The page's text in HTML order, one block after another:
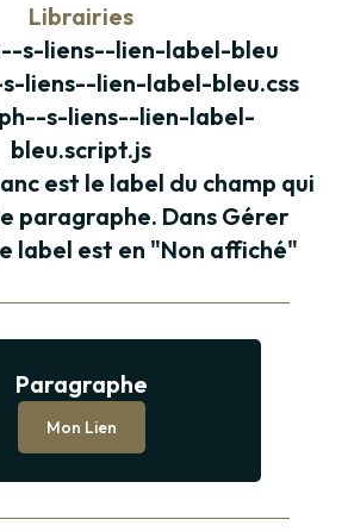
Librairies
s-liens--lien-label-bleu
liens--lien-label-bleu.css
s-liens--lien-label-
bleu.script.js
est le label du champ qui
paragraphe. Dans Gérer
label est en "Non affiché"
Paragraphe
Mon Lien